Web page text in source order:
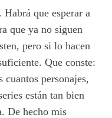
que esperar a
que ya no siguen
pero si lo hacen
Que conste:
cuantos personajes,
están tan bien
De hecho mis